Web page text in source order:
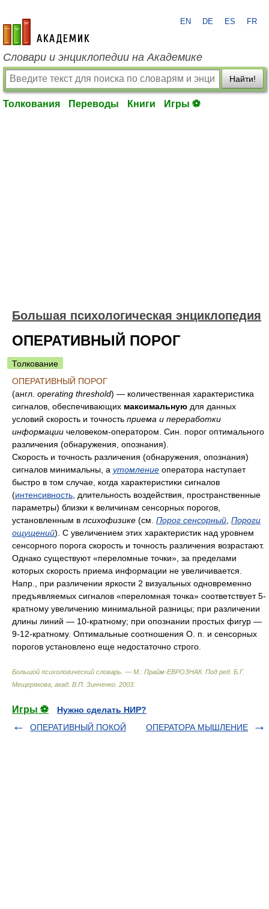
academic.ru
EN DE ES FR
Словари и энциклопедии на Академике
Найти!
Толкования Переводы Книги Игры ⚽
Большая психологическая энциклопедия
ОПЕРАТИВНЫЙ ПОРОГ
Толкование
ОПЕРАТИВНЫЙ ПОРОГ
(англ. operating threshold) — количественная характеристика
сигналов, обеспечивающих максимальную для данных
условий скорость и точность приема и переработки
информации человеком-оператором. Син. порог оптимального
различения (обнаружения, опознания).
Скорость и точность различения (обнаружения, опознания)
сигналов минимальны, а утомление оператора наступает
быстро в том случае, когда характеристики сигналов
(интенсивность , длительность воздействия, пространственные
параметры) близки к величинам сенсорных порогов,
установленным в психофизике (см. Порог сенсорный Пороги
ощущений). С увеличением этих характеристик над уровнем
сенсорного порога скорость и точность различения возрастают.
Однако существуют «переломные точки», за пределами
которых скорость приема информации не увеличивается.
Напр., при различении яркости 2 визуальных одновременно
предъявляемых сигналов «переломная точка» соответствует 5-
кратному увеличению минимальной разницы; при различении
длины линий — 10-кратному; при опознании простых фигур —
9-12-кратному. Оптимальные соотношения О. п. и сенсорных
порогов установлено еще недостаточно строго.
Большой психологический словарь. — М.: Прайм-ЕВРОЗНАК. Под ред. Б.Г.
Мещерякова, акад. В.П. Зинченко 2003
Игры ⚽
Нужно сделать НИР?
ОПЕРАТИВНЫЙ ПОКОЙ
ОПЕРАТОРА МЫШЛЕНИЕ